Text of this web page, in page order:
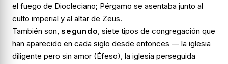
el fuego de Diocleciano; Pérgamo se asentaba junto al
culto imperial y al altar de Zeus.
También son, segundo , siete tipos de congregación que
han aparecido en cada siglo desde entonces — la iglesia
diligente pero sin amor (Éfeso), la iglesia perseguida